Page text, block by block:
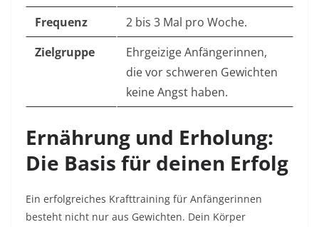
Frequenz
2 bis 3 Mal pro Woche.
Zielgruppe
Ehrgeizige Anfängerinnen,
die vor schweren Gewichten
keine Angst haben.
Ernährung und Erholung:
Die Basis für deinen Erfolg
Ein erfolgreiches Krafttraining für Anfängerinnen
besteht nicht nur aus Gewichten. Dein Körper